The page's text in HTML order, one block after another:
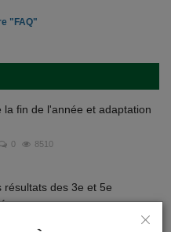
"FAQ"
la fin de l'année et adaptation
0 8510
résultats des 3e et 5e